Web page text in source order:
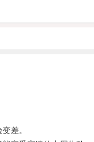
差。